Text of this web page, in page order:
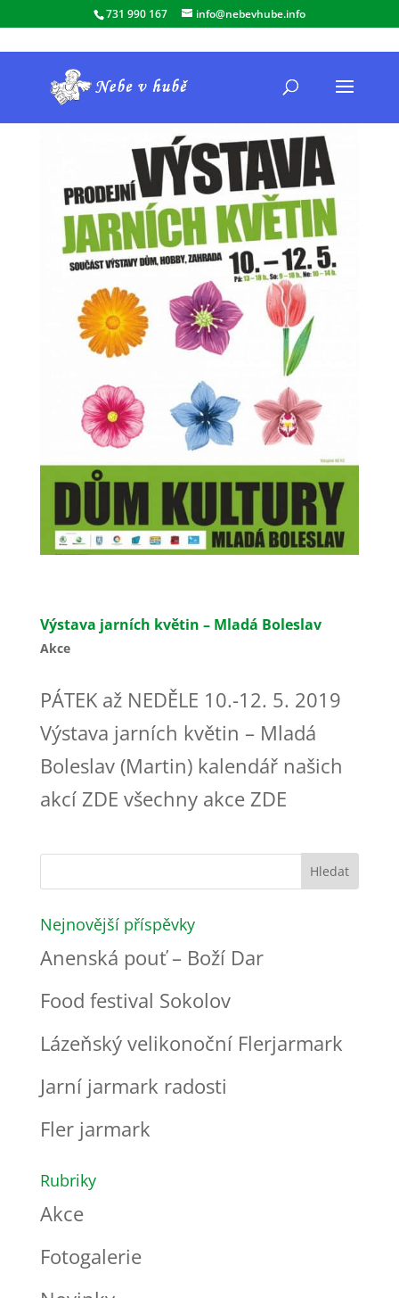
731 990 167 info@nebevhube.info
Výstava jarních květin – Mladá Boleslav
Akce
PÁTEK až NEDĚLE 10.-12. 5. 2019
Výstava jarních květin – Mladá
Boleslav (Martin) kalendář našich
akcí ZDE všechny akce ZDE
Nejnovější příspěvky
Anenská pouť – Boží Dar
Food festival Sokolov
Lázeňský velikonoční Flerjarmark
Jarní jarmark radosti
Fler jarmark
Rubriky
Akce
Fotogalerie